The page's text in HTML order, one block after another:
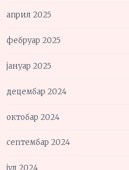
април 2025
фебруар 2025
јануар 2025
децембар 2024
октобар 2024
септембар 2024